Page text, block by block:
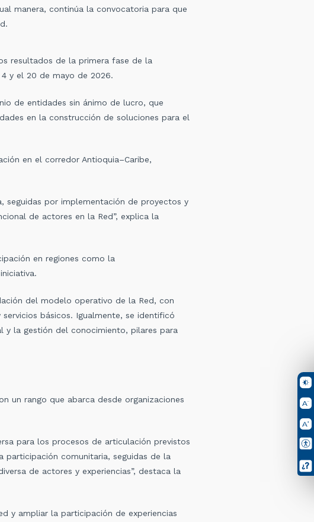
manera, continúa la convocatoria para que
resultados de la primera fase de la
y el 20 de mayo de 2026.
de entidades sin ánimo de lucro, que
en la construcción de soluciones para el
en el corredor Antioquia–Caribe,
seguidas por implementación de proyectos y
de actores en la Red”, explica la
en regiones como la
del modelo operativo de la Red, con
básicos. Igualmente, se identificó
la gestión del conocimiento, pilares para
un rango que abarca desde organizaciones
para los procesos de articulación previstos
participación comunitaria, seguidas de la
de actores y experiencias”, destaca la
y ampliar la participación de experiencias